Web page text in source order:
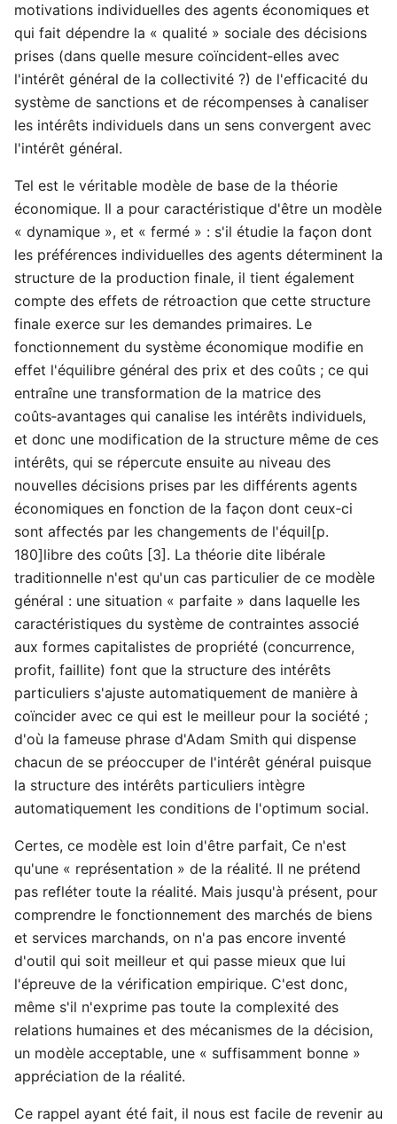
motivations individuelles des agents économiques et
qui fait dépendre la « qualité » sociale des décisions
prises (dans quelle mesure coïncident‑elles avec
l'intérêt général de la collectivité ?) de l'efficacité du
système de sanctions et de récompenses à canaliser
les intérêts individuels dans un sens convergent avec
l'intérêt général.
Tel est le véritable modèle de base de la théorie
économique. Il a pour caractéristique d'être un modèle
« dynamique », et « fermé » : s'il étudie la façon dont
les préférences individuelles des agents déterminent la
structure de la production finale, il tient également
compte des effets de rétroaction que cette structure
finale exerce sur les demandes primaires. Le
fonctionnement du système économique modifie en
effet l'équilibre général des prix et des coûts ; ce qui
entraîne une transformation de la matrice des
coûts‑avantages qui canalise les intérêts individuels,
et donc une modification de la structure même de ces
intérêts, qui se répercute ensuite au niveau des
nouvelles décisions prises par les différents agents
économiques en fonction de la façon dont ceux‑ci
sont affectés par les changements de l'équil[p.
180]libre des coûts [3]. La théorie dite libérale
traditionnelle n'est qu'un cas particulier de ce modèle
général : une situation « parfaite » dans laquelle les
caractéristiques du système de contraintes associé
aux formes capitalistes de propriété (concurrence,
profit, faillite) font que la structure des intérêts
particuliers s'ajuste automatiquement de manière à
coïncider avec ce qui est le meilleur pour la société ;
d'où la fameuse phrase d'Adam Smith qui dispense
chacun de se préoccuper de l'intérêt général puisque
la structure des intérêts particuliers intègre
automatiquement les conditions de l'optimum social.
Certes, ce modèle est loin d'être parfait, Ce n'est
qu'une « représentation » de la réalité. Il ne prétend
pas refléter toute la réalité. Mais jusqu'à présent, pour
comprendre le fonctionnement des marchés de biens
et services marchands, on n'a pas encore inventé
d'outil qui soit meilleur et qui passe mieux que lui
l'épreuve de la vérification empirique. C'est donc,
même s'il n'exprime pas toute la complexité des
relations humaines et des mécanismes de la décision,
un modèle acceptable, une « suffisamment bonne »
appréciation de la réalité.
Ce rappel ayant été fait, il nous est facile de revenir au